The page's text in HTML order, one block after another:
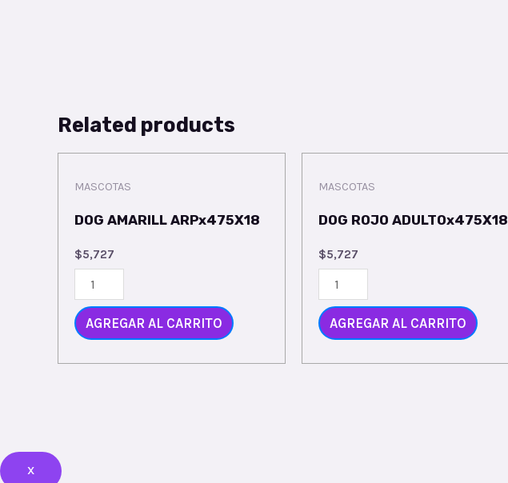
Related products
MASCOTAS
DOG AMARILL ARPx475X18
$5,727
AGREGAR AL CARRITO
MASCOTAS
DOG ROJO ADULTOx475X18
$5,727
AGREGAR AL CARRITO
X